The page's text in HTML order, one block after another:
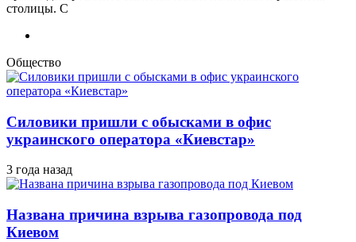
столицы. С
Общество
Силовики пришли с обысками в офис
украинского оператора «Киевстар»
3 года назад
Названа причина взрыва газопровода под
Киевом